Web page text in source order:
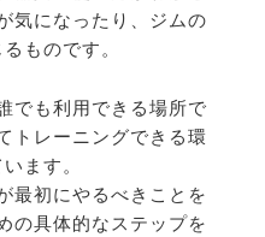
気になったり、ジムの
ものです。
でも利用できる場所で
トレーニングできる環
ます。
最初にやるべきことを
の具体的なステップを